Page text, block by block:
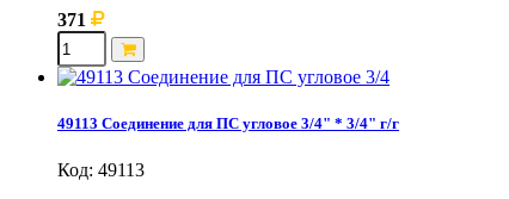
371
49113 Соединение для ПС угловое 3/4" * 3/4" г/г
Код: 49113